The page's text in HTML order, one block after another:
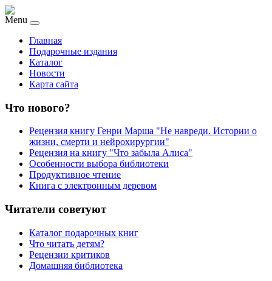
Menu
Главная
Подарочные издания
Каталог
Новости
Карта сайта
Что нового?
Рецензия книгу Генри Марша "Не навреди. Истории о
жизни, смерти и нейрохирургии"
Рецензия на книгу "Что забыла Алиса"
Особенности выбора библиотеки
Продуктивное чтение
Книга с электронным деревом
Читатели советуют
Каталог подарочных книг
Что читать детям?
Рецензии критиков
Домашняя библиотека